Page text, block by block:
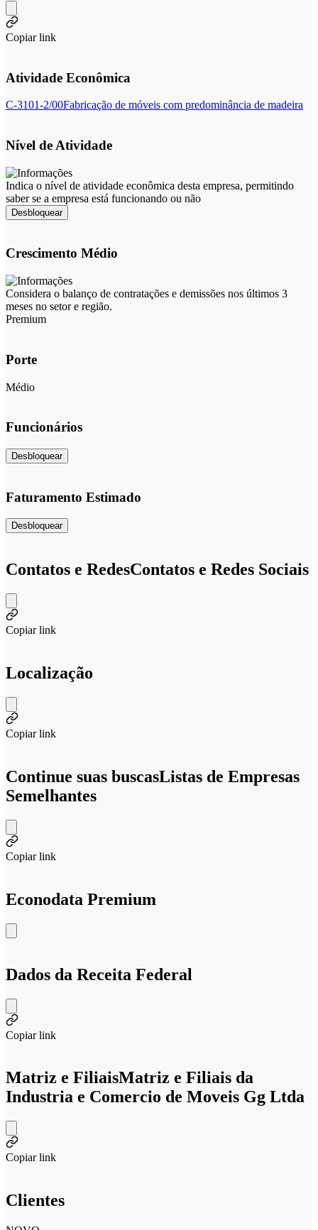
Copiar link
Atividade Econômica
C-3101-2/00Fabricação de móveis com predominância de madeira
Nível de Atividade
Indica o nível de atividade econômica desta empresa, permitindo
saber se a empresa está funcionando ou não
Desbloquear
Crescimento Médio
Considera o balanço de contratações e demissões nos últimos 3
meses no setor e região.
Premium
Porte
Médio
Funcionários
Desbloquear
Faturamento Estimado
Desbloquear
Contatos e RedesContatos e Redes Sociais
Copiar link
Localização
Copiar link
Continue suas buscasListas de Empresas
Semelhantes
Copiar link
Econodata Premium
Dados da Receita Federal
Copiar link
Matriz e FiliaisMatriz e Filiais da
Industria e Comercio de Moveis Gg Ltda
Copiar link
Clientes